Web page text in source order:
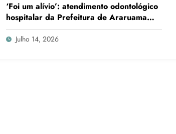
‘Foi um alívio’: atendimento odontológico
hospitalar da Prefeitura de Araruama
transforma rotina de famílias atípicas
Julho 14, 2026